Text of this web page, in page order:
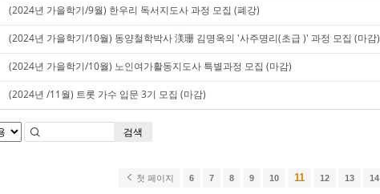
(2024년 가을학기/9월) 한우리 독서지도사 과정 모집 (폐강)
(2024년 가을학기/10월) 동양철학박사 渼珊 김명옥의 '사주명리(초급 )' 과정 모집 (마감)
(2024년 가을학기/10월) 노인여가활동지도사 특별과정 모집 (마감)
(2024년 /11월) 트롯 가수 입문 3기 모집 (마감)
검색
첫 페이지 6 7 8 9 10 11 12 13 14